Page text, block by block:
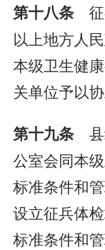
第十八条 征
以上地方人
本级卫生健
关单位予以协
第十九条 县
公室会同本
标准条件和
设立征兵体
标准条件和